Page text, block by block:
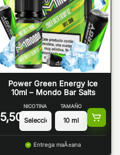
Power Green Energy Ice
10ml – Mondo Bar Salts
5,50 €
NICOTINA TAMAÑO
Entrega maÃ±ana